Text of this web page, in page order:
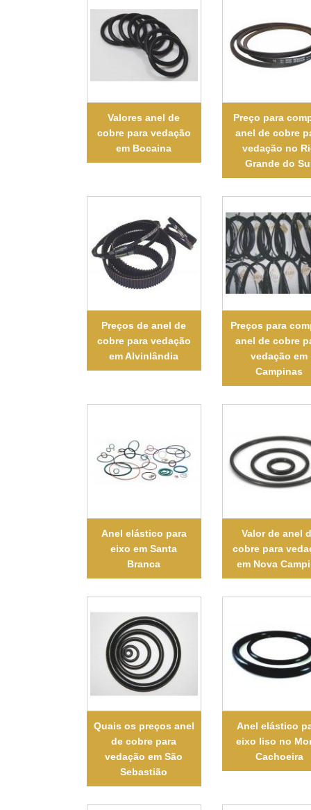
Valores anel de
cobre para vedação
em Bocaina
Preço para
anel de cobre
vedação no
Grande do
Preços de anel de
cobre para vedação
em Alvinlândia
Preços para
anel de cobre
vedação em
Campinas
Anel elástico para
eixo em Santa
Branca
Valor de anel
cobre para
em Nova
Quais os preços anel
de cobre para
vedação em São
Sebastião
Anel elástico
eixo liso no
Cachoeira